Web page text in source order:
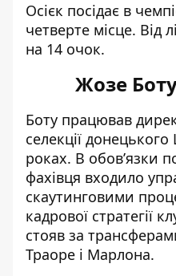
Осієк посідає в
четверте місце. Від
на 14 очок.
Жозе
Боту працював
селекції
роках. В обов’язки
фахівця входило
скаутинговими
кадрової стратегії
стояв за
Траоре і Марлона.